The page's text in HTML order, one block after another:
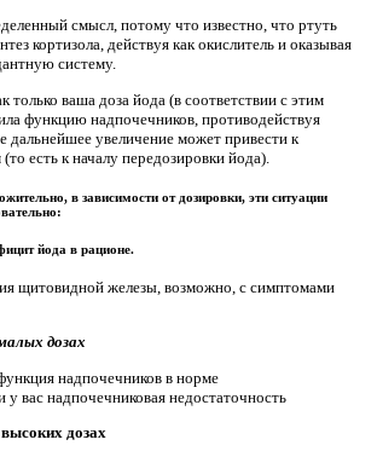
смысл, потому что известно, что ртуть
кортизола, действуя как окислитель и оказывая
систему.
только ваша доза йода (в соответствии с этим
функцию надпочечников, противодействуя
дальнейшее увеличение может привести к
есть к началу передозировки йода).
в зависимости от дозировки, эти ситуации
йода в рационе.
щитовидной железы, возможно, с симптомами
дозах
надпочечников в норме
вас надпочечниковая недостаточность
дозах